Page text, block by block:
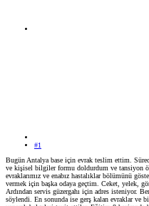
#1
Bugün Antalya base için evrak teslim ettim.
ve kişisel bilgiler formu doldurdum ve tansiyon
evraklarımız ve enabız hastalıklar bölümünü
vermek için başka odaya geçtim. Ceket, yelek,
Ardından servis güzergahı için adres isteniyor.
söylendi. En sonunda ise gerş kalan evraklar ve